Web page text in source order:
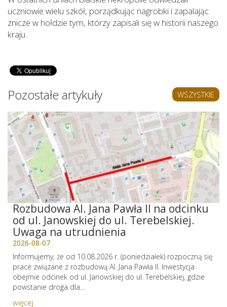
uczniowie wielu szkół, porządkując nagrobki i zapalając
znicze w hołdzie tym, którzy zapisali się w historii naszego
kraju.
Pozostałe artykuły WSZYSTKIE
Rozbudowa Al. Jana Pawła II na odcinku
od ul. Janowskiej do ul. Terebelskiej.
Uwaga na utrudnienia
2026-08-07
Informujemy, że od 10.08.2026 r. (poniedziałek) rozpoczną się
prace związane z rozbudową Al. Jana Pawła II. Inwestycja
obejmie odcinek od ul. Janowskiej do ul. Terebelskiej, gdzie
powstanie droga dla...
więcej